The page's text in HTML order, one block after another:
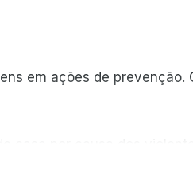
em ações de prevenção.